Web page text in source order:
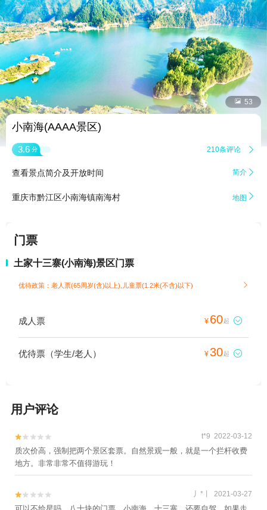
 53
小南海(AAAA景区)
3.6 分 210条评论 
查看景点简介及开放时间 简介 
重庆市黔江区小南海镇南海村 地图 
门票
土家十三寨(小南海)景区门票
优待政策：老人票(65周岁(含)以上),儿童票(1.2米(不含)以下) 
成人票 ¥ 60起 
优待票（学生/老人） ¥30起 
用户评论

 t*9 2022-03-12
质次价高，强制把两个景区套票。自然景观一般，就是一个拦杆收费
地方。非常非常不值得游玩！

 丿*丨 2021-03-27
